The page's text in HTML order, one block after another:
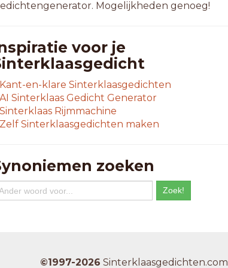
Mogelijkheden genoeg!
voor je
Kant-en-klare Sinterklaasgedichten
AI Sinterklaas Gedicht Generator
Sinterklaas Rijmmachine
Zelf Sinterklaasgedichten maken
zoeken
©1997-2026 Sinterklaasgedichten.com